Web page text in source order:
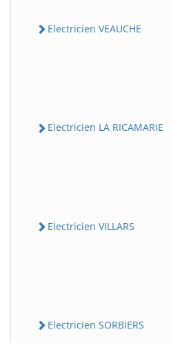
Electricien VEAUCHE
Electricien LA RICAMARIE
Electricien VILLARS
Electricien SORBIERS